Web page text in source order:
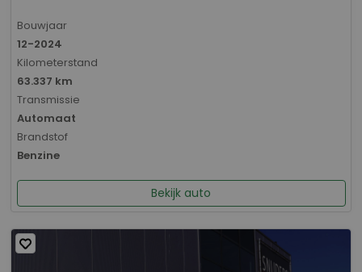
Bouwjaar
12-2024
Kilometerstand
63.337 km
Transmissie
Automaat
Brandstof
Benzine
Bekijk auto